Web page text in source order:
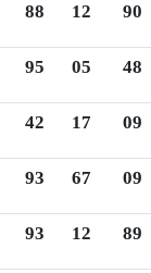
88 12 90
95 05 48
42 17 09
93 67 09
93 12 89